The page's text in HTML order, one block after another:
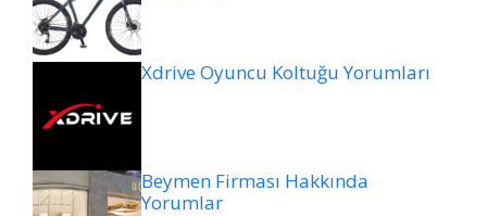
Xdrive Oyuncu Koltuğu Yorumları
Beymen Firması Hakkında
Yorumlar